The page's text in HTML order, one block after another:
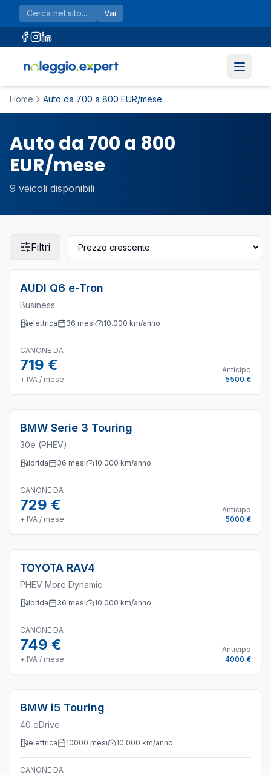
Vai al contenuto principale
Vai
Home Auto da 700 a 800 EUR/mese
Auto da 700 a 800
EUR/mese
9 veicoli disponibili
Filtri
AUDI Q6 e-Tron
Business
elettrica 36 mesi 10.000 km/anno
CANONE DA
719 €
+ IVA / mese
Anticipo
5500 €
BMW Serie 3 Touring
30e (PHEV)
ibrida 36 mesi 10.000 km/anno
CANONE DA
729 €
+ IVA / mese
Anticipo
5000 €
TOYOTA RAV4
PHEV More Dynamic
ibrida 36 mesi 10.000 km/anno
CANONE DA
749 €
+ IVA / mese
Anticipo
4000 €
BMW i5 Touring
40 eDrive
elettrica 10000 mesi 10.000 km/anno
CANONE DA